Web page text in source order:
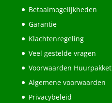
Betaalmogelijkheden
Garantie
Klachtenregeling
Veel gestelde vragen
Voorwaarden Huurpakket
Algemene voorwaarden
Privacybeleid